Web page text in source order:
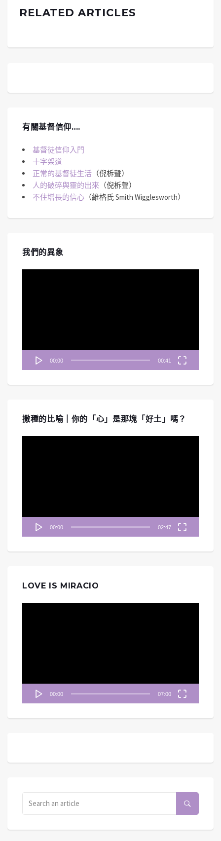
RELATED ARTICLES
有關基督信仰….
基督徒信仰入門
十字架道
正常的基督徒生活 （倪柝聲）
人的破碎與靈的出來 （倪柝聲）
不住增長的信心 （維格氏 Smith Wigglesworth）
我們的異象
00:00 00:41
撒種的比喻｜你的「心」是那塊「好土」嗎？
00:00 02:47
LOVE IS MIRACIO
00:00 07:00